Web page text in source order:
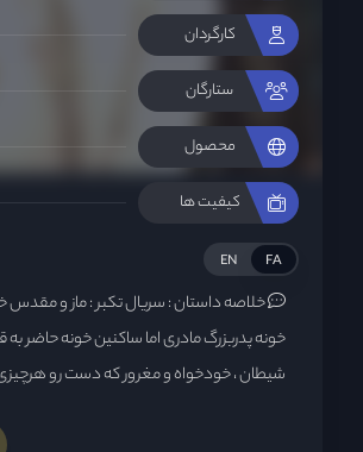
کارگردان
ستارگان
محصول
کیفیت ها
FA
EN
خلاصه داستان :سریال تکبر : ماز و مقدس
خونه پدربزرگ مادری اما ساکنین خونه حاضر
شیطان ، خودخواه و مغرور که دست رو